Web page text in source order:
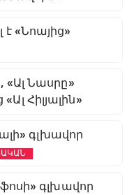
«Նոայից»
«Ալ Նասրը»
Հիլյալին»
գլխավոր
գլխավոր